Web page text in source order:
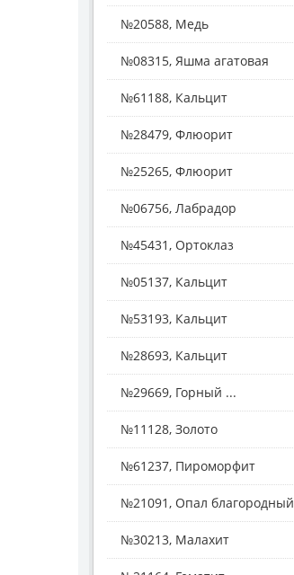
№20588, Медь
№08315, Яшма агатовая
№61188, Кальцит
№28479, Флюорит
№25265, Флюорит
№06756, Лабрадор
№45431, Ортоклаз
№05137, Кальцит
№53193, Кальцит
№28693, Кальцит
№29669, Горный ...
№11128, Золото
№61237, Пироморфит
№21091, Опал благородный
№30213, Малахит